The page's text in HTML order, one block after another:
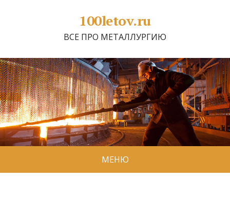
100letov.ru
ВСЕ ПРО МЕТАЛЛУРГИЮ
МЕНЮ